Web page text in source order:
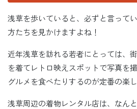
浅草を歩いていると、必ずと言って
方たちを見かけますよね！
近年浅草を訪れる若者にとっては、
を着てレトロ映えスポットで写真を
グルメを食べたりするのが定番の楽
浅草周辺の着物レンタル店は、なん